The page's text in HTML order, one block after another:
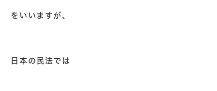
をいいますが、
日本の民法では